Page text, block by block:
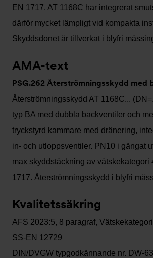
EN 1717. AT 1168C har integrerat
därför mycket lämpligt vid kompakta
Skyddsdonet är tillverkat i blyfri
AMA-text
PSG.262 Återströmningsskydd med
Återströmningsskydd AT 1168C...
typ BA med dubbla backventiler och
tryckstyrd kammare med dränering,
in- och utloppsventiler. PN10 i gängat
max skyddstäckning av vätskekategori
1717. Återströmningsskydd i blyfri
Kvalitetssäkring
AFS 2023:5, 8 paragraf,
SS-EN 12729
DIN/DVGW typgodkännande nr. DW-